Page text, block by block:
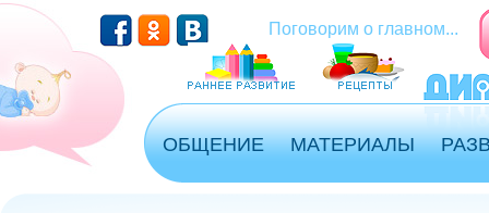
Перейти к основному содержанию
Поговорим о главном...
ОБЩЕНИЕ МАТЕРИАЛЫ